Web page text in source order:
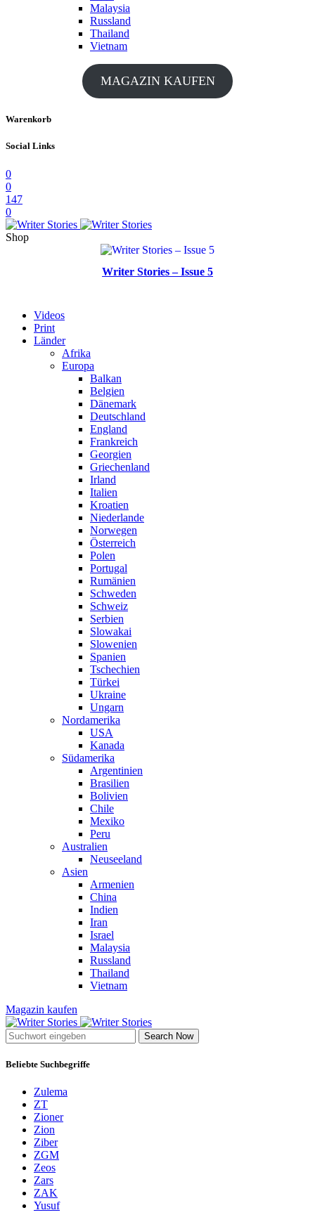
Malaysia
Russland
Thailand
Vietnam
MAGAZIN KAUFEN
Warenkorb
Social Links
0
0
147
0
Shop
Writer Stories – Issue 5
Videos
Print
Länder
Afrika
Europa
Balkan
Belgien
Dänemark
Deutschland
England
Frankreich
Georgien
Griechenland
Irland
Italien
Kroatien
Niederlande
Norwegen
Österreich
Polen
Portugal
Rumänien
Schweden
Schweiz
Serbien
Slowakai
Slowenien
Spanien
Tschechien
Türkei
Ukraine
Ungarn
Nordamerika
USA
Kanada
Südamerika
Argentinien
Brasilien
Bolivien
Chile
Mexiko
Peru
Australien
Neuseeland
Asien
Armenien
China
Indien
Iran
Israel
Malaysia
Russland
Thailand
Vietnam
Magazin kaufen
Search Now
Beliebte Suchbegriffe
Zulema
ZT
Zioner
Zion
Ziber
ZGM
Zeos
Zars
ZAK
Yusuf